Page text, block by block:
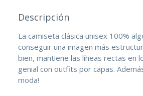
Descripción
La camiseta clásica unisex 100%
conseguir una imagen más
bien, mantiene las líneas rectas en
genial con outfits por capas.
moda!